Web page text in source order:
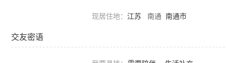
现居住地： 江苏 南通 南通市
交友密语